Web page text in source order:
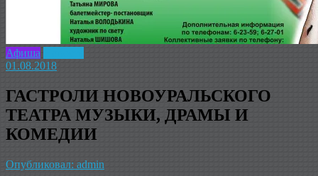
Афиша
01.08.2018
ГАСТРОЛИ НОВОУРАЛЬСКОГО
ТЕАТРА МУЗЫКИ, ДРАМЫ И
КОМЕДИИ
Опубликовал: admin